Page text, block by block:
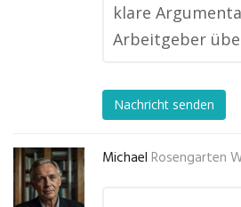
klare
Arbeitgeber
Nachricht senden
Michael Rosengarten